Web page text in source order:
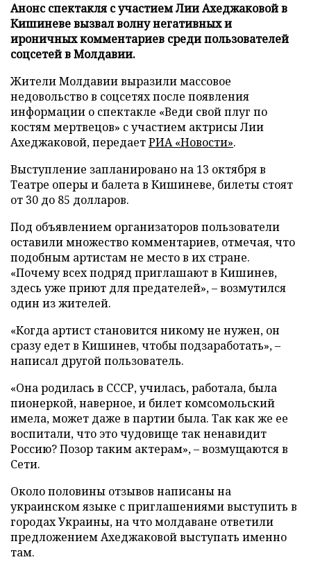
Анонс спектакля с участием Лии Ахеджаковой в
Кишиневе вызвал волну негативных и
ироничных комментариев среди пользователей
соцсетей в Молдавии.
Жители Молдавии выразили массовое
недовольство в соцсетях после появления
информации о спектакле «Веди свой плуг по
костям мертвецов» с участием актрисы Лии
Ахеджаковой, передаетРИА «Новости».
Выступление запланировано на 13 октября в
Театре оперы и балета в Кишиневе, билеты стоят
от 30 до 85 долларов.
Под объявлением организаторов пользователи
оставили множество комментариев, отмечая, что
подобным артистам не место в их стране.
«Почему всех подряд приглашают в Кишинев,
здесь уже приют для предателей», – возмутился
один из жителей.
«Когда артист становится никому не нужен, он
сразу едет в Кишинев, чтобы подзаработать», –
написал другой пользователь.
«Она родилась в СССР, училась, работала, была
пионеркой, наверное, и билет комсомольский
имела, может даже в партии была. Так как же ее
воспитали, что это чудовище так ненавидит
Россию? Позор таким актерам», – возмущаются в
Сети.
Около половины отзывов написаны на
украинском языке с приглашениями выступить в
городах Украины, на что молдаване ответили
предложением Ахеджаковой выступать именно
там.